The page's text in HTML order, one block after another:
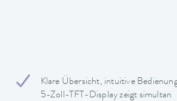
Klare Übersicht, intuitive
5-Zoll-TFT-Display zeigt simultan